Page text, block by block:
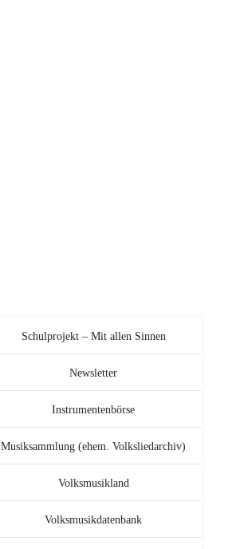
Schulprojekt – Mit allen Sinnen
Newsletter
Instrumentenbörse
Musiksammlung (ehem. Volksliedarchiv)
Volksmusikland
Volksmusikdatenbank